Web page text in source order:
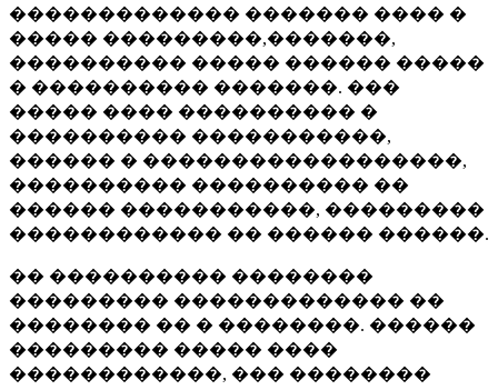
������������� ������� ���� �
����� ���������,�������,
���������� ����� ������ �����
� ���������� �������. ���
����� ���� ���������� �
���������� �����������,
������ � ������������������,
���������� ���������� ��
������ �����������, ���������
������������ �� ������ ������.
�� ���������� ��������
��������� ������������� ��
�������� �� � ��������. ������
��������� ����� ����
������������, ��� ��������